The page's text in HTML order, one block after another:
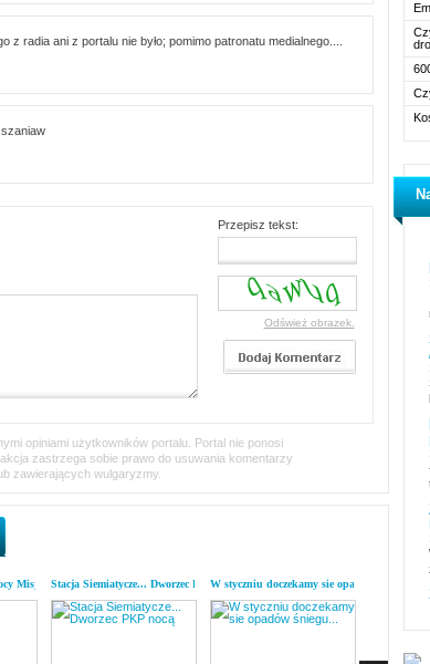
z radia ani z portalu nie było; pomimo patronatu medialnego....
Przepisz tekst:
Odśwież obrazek.
opiniami użytkowników portalu. Portal nie ponosi
zastrzega sobie prawo do usuwania komentarzy
zawierających wulgaryzmy.
MisjomStacja Siemiatycze... Dworzec PKP nocąW styczniu doczekamy sie opadów śniegu...